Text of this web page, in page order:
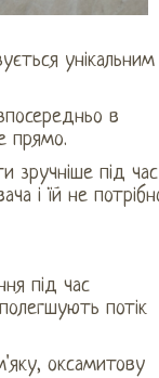
унікальним
в
прямо.
зручніше під час
і їй не
під час
потік
оксамитову